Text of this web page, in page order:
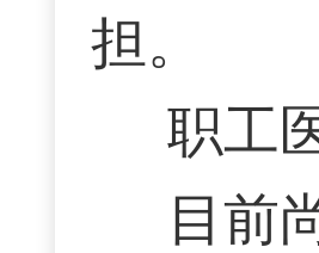
担。
职工
目前